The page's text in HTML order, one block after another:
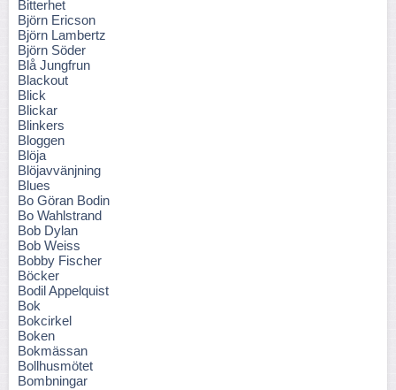
Bitterhet
Björn Ericson
Björn Lambertz
Björn Söder
Blå Jungfrun
Blackout
Blick
Blickar
Blinkers
Bloggen
Blöja
Blöjavvänjning
Blues
Bo Göran Bodin
Bo Wahlstrand
Bob Dylan
Bob Weiss
Bobby Fischer
Böcker
Bodil Appelquist
Bok
Bokcirkel
Boken
Bokmässan
Bollhusmötet
Bombningar